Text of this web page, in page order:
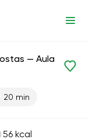
— Aula
20 min
56 kcal